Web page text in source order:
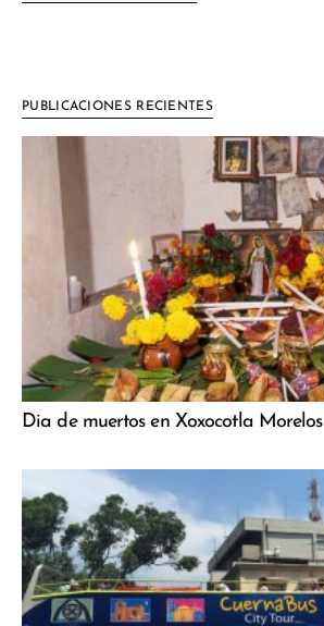
PUBLICACIONES RECIENTES
Dia de muertos en Xoxocotla Morelos